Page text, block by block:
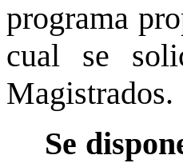
programa
cual se
Magistrados.
Se